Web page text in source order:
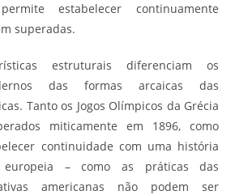
estabelecer continuamente
superadas.
estruturais diferenciam os
das formas arcaicas das
Tanto os Jogos Olímpicos da Grécia
miticamente em 1896, como
continuidade com uma história
europeia – como as práticas das
americanas não podem ser